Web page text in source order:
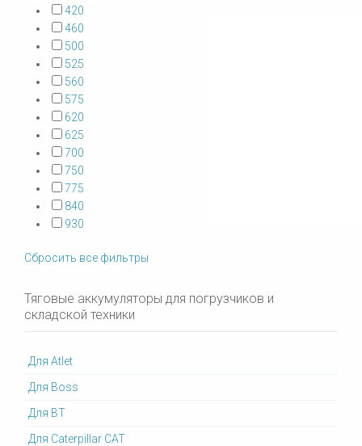
420
460
500
525
560
575
620
625
700
750
775
840
930
Сбросить все фильтры
Тяговые аккумуляторы для погрузчиков и
складской техники
Для Atlet
Для Boss
Для BT
Для Caterpillar CAT